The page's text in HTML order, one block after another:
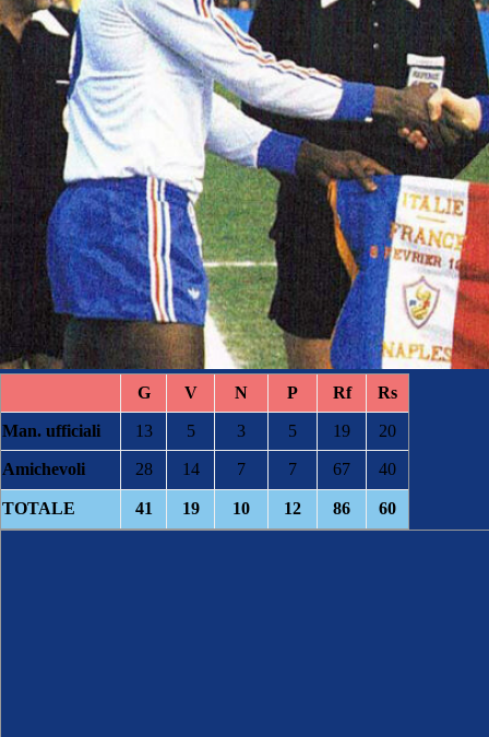
G V N P Rf Rs
Man. ufficiali 13 5 3 5 19 20
Amichevoli 28 14 7 7 67 40
TOTALE 41 19 10 12 86 60